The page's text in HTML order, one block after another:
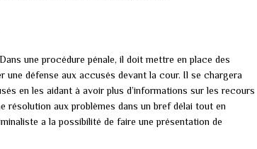
une procédure pénale, il doit mettre en place des
une défense aux accusés devant la cour. Il se chargera
en les aidant à avoir plus d’informations sur les recours
résolution aux problèmes dans un bref délai tout en
a la possibilité de faire une présentation de